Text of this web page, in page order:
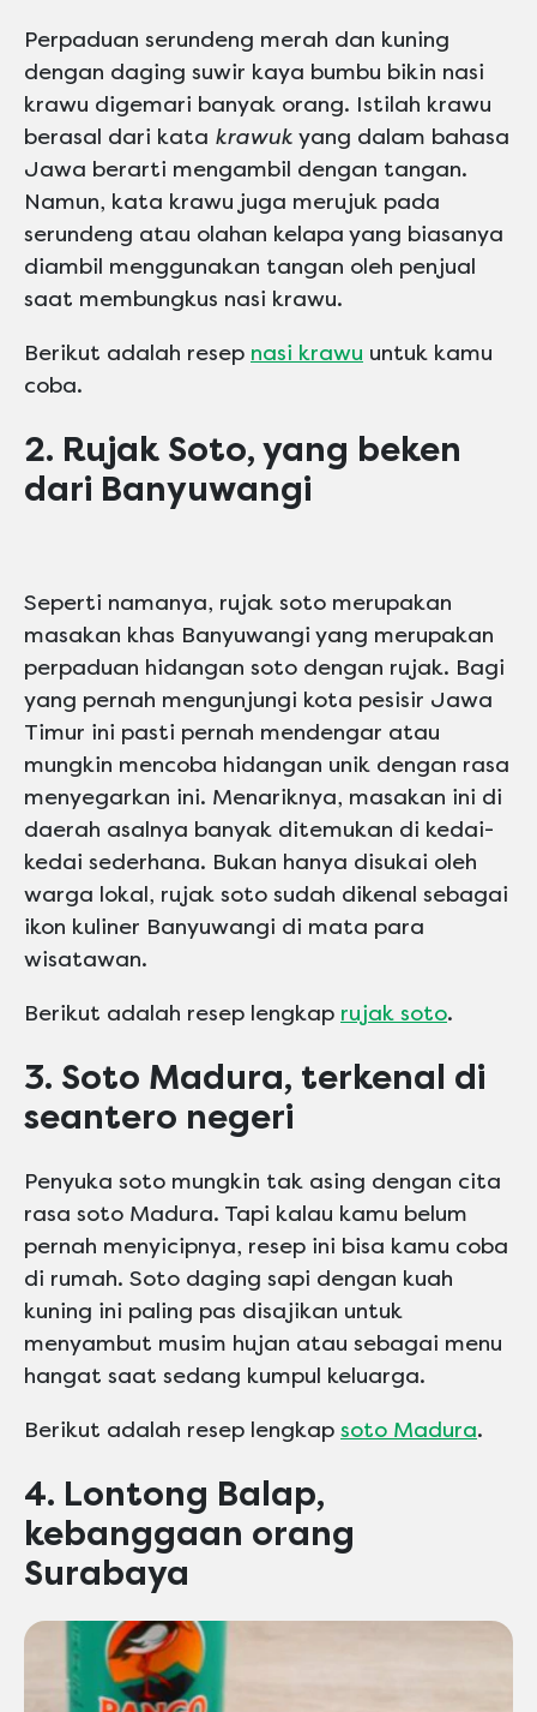
Perpaduan serundeng merah dan kuning
dengan daging suwir kaya bumbu bikin nasi
krawu digemari banyak orang. Istilah krawu
berasal dari kata krawuk yang dalam bahasa
Jawa berarti mengambil dengan tangan.
Namun, kata krawu juga merujuk pada
serundeng atau olahan kelapa yang biasanya
diambil menggunakan tangan oleh penjual
saat membungkus nasi krawu.
Berikut adalah resep nasi krawu untuk kamu
coba.
2. Rujak Soto, yang beken
dari Banyuwangi
Seperti namanya, rujak soto merupakan
masakan khas Banyuwangi yang merupakan
perpaduan hidangan soto dengan rujak. Bagi
yang pernah mengunjungi kota pesisir Jawa
Timur ini pasti pernah mendengar atau
mungkin mencoba hidangan unik dengan rasa
menyegarkan ini. Menariknya, masakan ini di
daerah asalnya banyak ditemukan di kedai-
kedai sederhana. Bukan hanya disukai oleh
warga lokal, rujak soto sudah dikenal sebagai
ikon kuliner Banyuwangi di mata para
wisatawan.
Berikut adalah resep lengkap rujak soto.
3. Soto Madura, terkenal di
seantero negeri
Penyuka soto mungkin tak asing dengan cita
rasa soto Madura. Tapi kalau kamu belum
pernah menyicipnya, resep ini bisa kamu coba
di rumah. Soto daging sapi dengan kuah
kuning ini paling pas disajikan untuk
menyambut musim hujan atau sebagai menu
hangat saat sedang kumpul keluarga.
Berikut adalah resep lengkap soto Madura.
4. Lontong Balap,
kebanggaan orang
Surabaya